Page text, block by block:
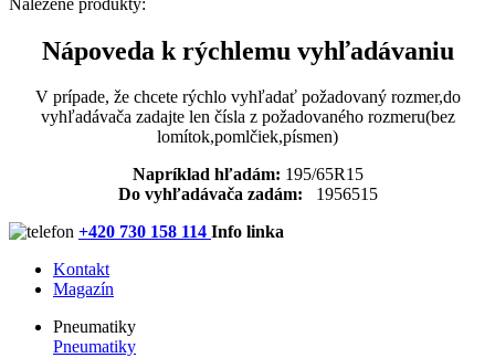
Nápoveda k rýchlemu vyhľadávaniu
V prípade, že chcete rýchlo vyhľadať požadovaný rozmer,do
vyhľadávača zadajte len čísla z požadovaného rozmeru(bez
lomítok,pomlčiek,písmen)
Napríklad hľadám: 195/65R15
Do vyhľadávača zadám: 1956515
+420 730 158 114 Info linka
Kontakt
Magazín
Pneumatiky
Pneumatiky